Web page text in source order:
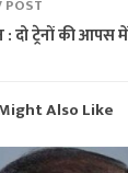
POST
: दो ट्रेनों की
Also Like